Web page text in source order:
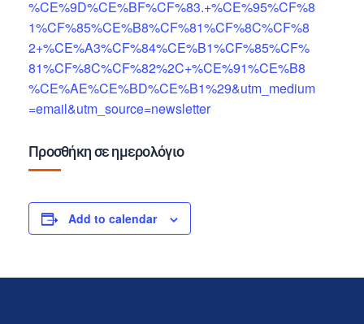
%CE%9D%CE%BF%CF%83.+%CE%95%CF%8
1%CF%85%CE%B8%CF%81%CF%8C%CF%8
2+%CE%A3%CF%84%CE%B1%CF%85%CF%
81%CF%8C%CF%82%2C+%CE%91%CE%B8
%CE%AE%CE%BD%CE%B1%29&utm_medium
=email&utm_source=newsletter
Προσθήκη σε ημερολόγιο
Add to calendar